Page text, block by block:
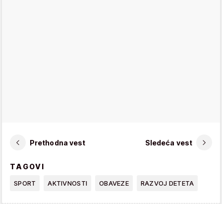
Prethodna vest Sledeća vest
TAGOVI
SPORT AKTIVNOSTI OBAVEZE RAZVOJ DETETA